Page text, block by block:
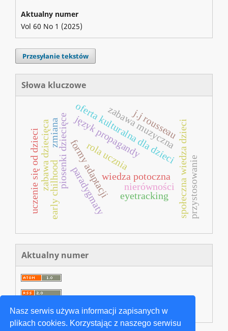
Nasz serwis używa informacji zapisanych w
plikach cookies. Korzystając z naszego serwisu
Aktualny numer
Vol 60 No 1 (2025)
Przesyłanie tekstów
Słowa kluczowe
wiedza potoczna
formy adaptacji
język propagandy
oferta kulturalna dla dzieci
piosenki dziecięce społeczna wiedza dzieci
rola ucznia
zmiana
przystosowanie
paradygmaty
zabawa muzyczna
zabawa dziecięca nierówności
j.j rousseau
uczenie się od dzieciearly chilhood eyetracking
Aktualny numer